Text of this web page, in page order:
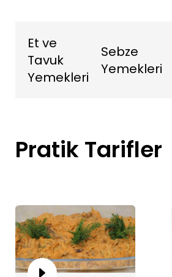
Et ve
Tavuk
Yemekleri
Sebze
Yemekleri
Pratik Tarifler